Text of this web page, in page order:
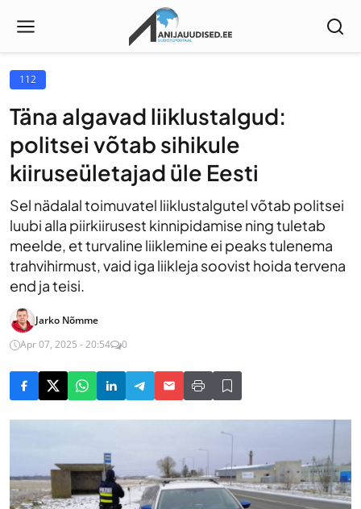
112
Täna algavad liiklustalgud:
politsei võtab sihikule
kiiruseületajad üle Eesti
Sel nädalal toimuvatel liiklustalgutel võtab politsei
luubi alla piirkiirusest kinnipidamise ning tuletab
meelde, et turvaline liiklemine ei peaks tulenema
trahvihirmust, vaid iga liikleja soovist hoida tervena
end ja teisi.
Jarko Nõmme
Apr 07, 2025 - 20:54
0